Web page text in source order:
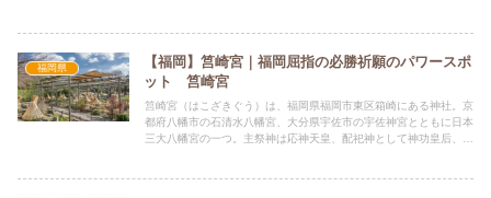
福岡県
【福岡】筥崎宮｜福岡屈指の必勝祈願のパワースポ
ット 筥崎宮
筥崎宮（はこざきぐう）は、福岡県福岡市東区箱崎にある神社。京
都府八幡市の石清水八幡宮、大分県宇佐市の宇佐神宮とともに日本
三大八幡宮の一つ。主祭神は応神天皇、配祀神として神功皇后、玉